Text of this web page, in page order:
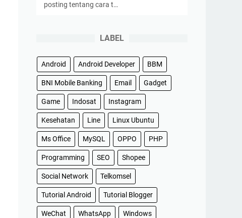
posting tentang cara t…
LABEL
Android Android Developer BBM
BNI Mobile Banking Email Gadget
Game Indosat Instagram
Kesehatan Line Linux Ubuntu
Ms Office MySQL OPPO PHP
Programming SEO Shopee
Social Network Telkomsel
Tutorial Android Tutorial Blogger
WeChat WhatsApp Windows